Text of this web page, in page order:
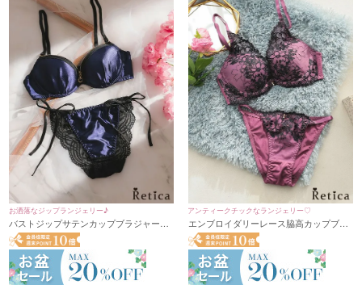
お洒落なジップランジェリー♪
バストジップサテンカップブラジャー&
ショーツセット★(ネイビー)(B~F,65~80)
アンティークチックなランジェリー♡
エンブロイダリーレース脇高カップブラ
ジャー＆ショーツセット(パープル)(A～
F/65～80)